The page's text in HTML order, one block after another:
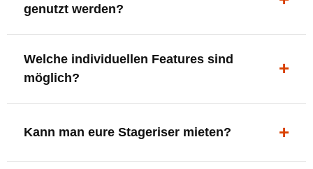
genutzt werden?
oder Zubehör nutzen.
Welche individuellen Features sind
möglich?
XLR-Brücke / Schnittstelle
Setlist-Clip
Kann man eure Stageriser mieten?